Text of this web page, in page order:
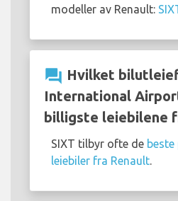
modeller av Renault:
question_answer Hvilket
International
billigste leiebilene
SIXT tilbyr ofte de beste
leiebiler fra Renault.